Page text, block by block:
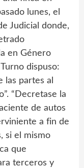
lunes, el
Judicial donde,
en Género
dispuso:
las partes al
“Decretase la
de autos
a fin de
si el mismo
que
terceros y